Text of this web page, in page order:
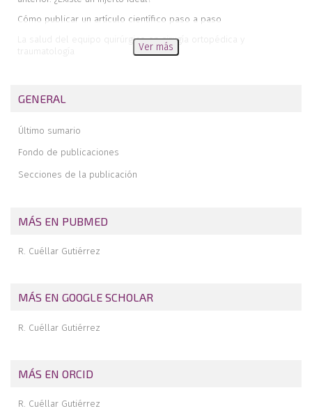
Cómo publicar un artículo científico paso a paso
La salud del equipo quirúrgico en cirugía ortopédica y
traumatología
Pau Golanó in memoriam. Presentación del “Premio a la mejor
Ver más
GENERAL
Último sumario
Fondo de publicaciones
Secciones de la publicación
MÁS EN PUBMED
R. Cuéllar Gutiérrez
MÁS EN GOOGLE SCHOLAR
R. Cuéllar Gutiérrez
MÁS EN ORCID
R. Cuéllar Gutiérrez